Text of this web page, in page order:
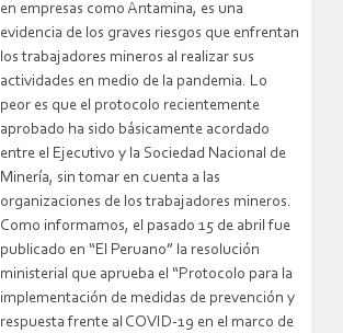
en empresas como Antamina, es una
evidencia de los graves riesgos que enfrentan
los trabajadores mineros al realizar sus
actividades en medio de la pandemia. Lo
peor es que el protocolo recientemente
aprobado ha sido básicamente acordado
entre el Ejecutivo y la Sociedad Nacional de
Minería, sin tomar en cuenta a las
organizaciones de los trabajadores mineros.
Como informamos, el pasado 15 de abril fue
publicado en “El Peruano” la resolución
ministerial que aprueba el “Protocolo para la
implementación de medidas de prevención y
respuesta frente al COVID-19 en el marco de